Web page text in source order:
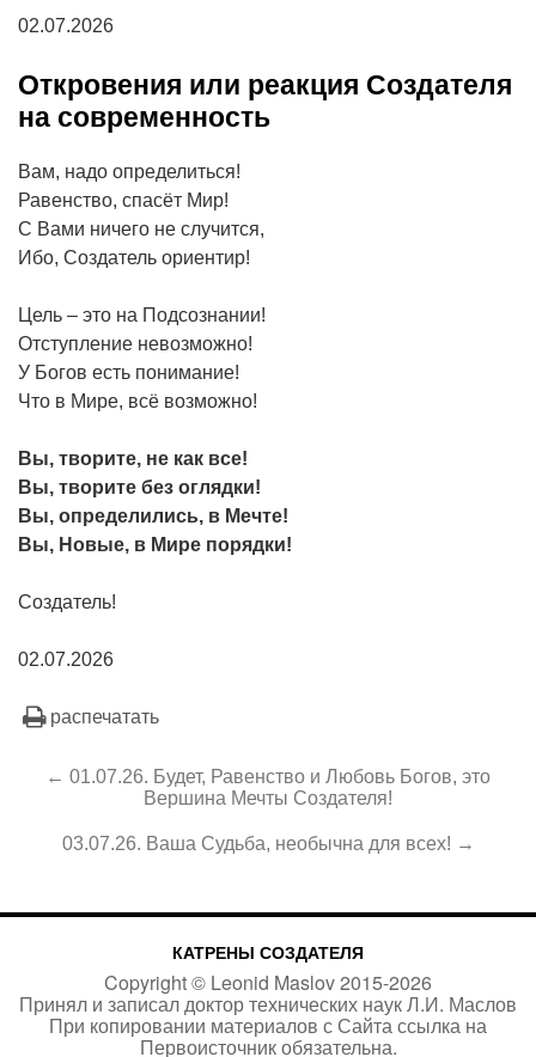
02.07.2026
Откровения или реакция Создателя
на современность
Вам, надо определиться!
Равенство, спасёт Мир!
С Вами ничего не случится,
Ибо, Создатель ориентир!
Цель – это на Подсознании!
Отступление невозможно!
У Богов есть понимание!
Что в Мире, всё возможно!
Вы, творите, не как все!
Вы, творите без оглядки!
Вы, определились, в Мечте!
Вы, Новые, в Мире порядки!
Создатель!
02.07.2026
распечатать
← 01.07.26. Будет, Равенство и Любовь Богов, это
Вершина Мечты Создателя!
03.07.26. Ваша Судьба, необычна для всех! →
КАТРЕНЫ СОЗДАТЕЛЯ
Copyright © Leonid Maslov2015-2026
Принял и записал доктор технических наук Л.И. Маслов
При копировании материалов с Сайтассылка на
Первоисточникобязательна.